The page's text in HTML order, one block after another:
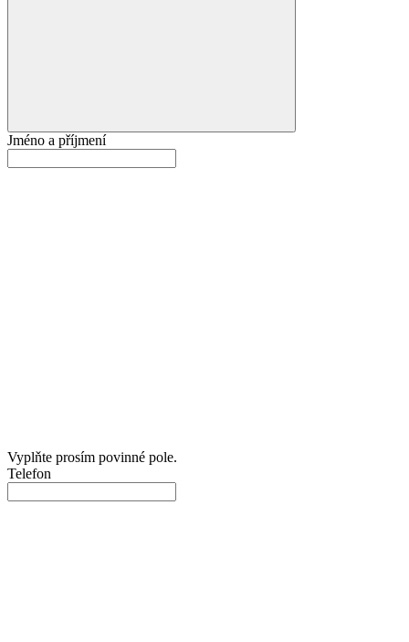
Jméno a příjmení
Vyplňte prosím povinné pole.
Telefon